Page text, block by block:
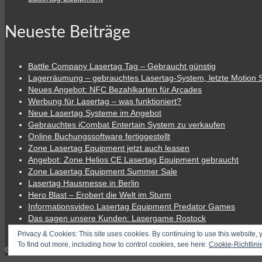
Privacy & Cookies: This site uses cookies. By continuing to use this website,
To find out more, including how to control cookies, see here: Cookie-
Neueste Beiträge
Battle Company Lasertag Tag – Gebraucht günstig
Lagerräumung – gebrauchtes Lasertag-System, letzte Motion
Neues Angebot: NFC Bezahlkarten für Arcades
Werbung für Lasertag – was funktioniert?
Neue Lasertag Systeme im Angebot
Gebrauchtes iCombat Entertain System zu verkaufen
Online Buchungssoftware fertiggestellt
Zone Lasertag Equipment jetzt auch leasen
Angebot: Zone Helios CE Lasertag Equipment gebraucht
Zone Lasertag Equipment Summer Sale
Lasertag Hausmesse in Berlin
Hero Blast – Erobert die Welt im Sturm
Informationsvideo Lasertag Equipment Predator Games
Das sagen unsere Kunden: Lasergame Rostock
Firmware Update für Hi-Tech, MILES Core und Adventure
© 2026 Lasergame-Berlin der Lasertag-Shop